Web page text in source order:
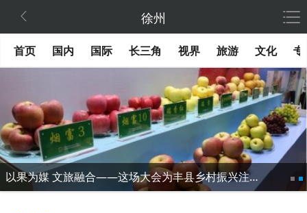
 徐州
首页 国内 国际 长三角 视界 旅游 文化 专
以果为媒 文旅融合——这场大会为丰县乡村振兴注入“甜蜜力量”